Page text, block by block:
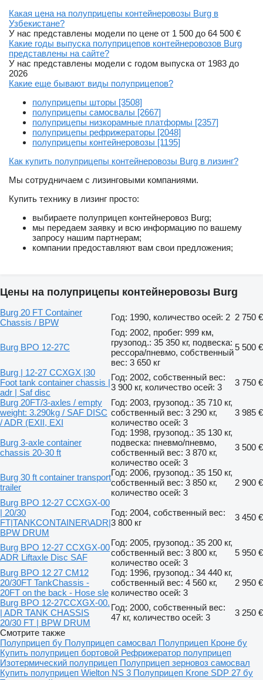
Какая цена на полуприцепы контейнеровозы Burg в
Узбекистане?
У нас представлены модели по цене от 1 500 до 64 500 €
Какие годы выпуска полуприцепов контейнеровозов Burg
представлены на сайте?
У нас представлены модели с годом выпуска от 1983 до
2026
Какие еще бывают виды полуприцепов?
полуприцепы шторы [3508]
полуприцепы самосвалы [2667]
полуприцепы низкорамные платформы [2357]
полуприцепы рефрижераторы [2048]
полуприцепы контейнеровозы [1195]
Как купить полуприцепы контейнеровозы Burg в лизинг?
Мы сотрудничаем с лизинговыми компаниями.
Купить технику в лизинг просто:
выбираете полуприцеп контейнеровоз Burg;
мы передаем заявку и всю информацию по вашему
запросу нашим партнерам;
компании предоставляют вам свои предложения;
Цены на полуприцепы контейнеровозы Burg
Burg 20 FT Container
Chassis / BPW
Год: 1990, количество осей: 2 2 750 €
Burg BPO 12-27C
Год: 2002, пробег: 999 км,
грузопод.: 35 350 кг, подвеска:
рессора/пневмо, собственный
вес: 3 650 кг
5 500 €
Burg | 12-27 CCXGX |30
Foot tank container chassis |
adr | Saf disc
Год: 2002, собственный вес:
3 900 кг, количество осей: 3
3 750 €
Burg 20FT/3-axles / empty
weight: 3.290kg / SAF DISC
/ ADR (EXII, EXI
Год: 2003, грузопод.: 35 710 кг,
собственный вес: 3 290 кг,
количество осей: 3
3 985 €
Burg 3-axle container
chassis 20-30 ft
Год: 1998, грузопод.: 35 130 кг,
подвеска: пневмо/пневмо,
собственный вес: 3 870 кг,
количество осей: 3
3 500 €
Burg 30 ft container transport
trailer
Год: 2006, грузопод.: 35 150 кг,
собственный вес: 3 850 кг,
количество осей: 3
2 900 €
Burg BPO 12-27 CCXGX-00
| 20/30
FT|TANKCONTAINER\ADR|
BPW DRUM
Год: 2004, собственный вес:
3 800 кг
3 450 €
Burg BPO 12-27 CCXGX-00
ADR Liftaxle Disc SAF
Год: 2005, грузопод.: 35 200 кг,
собственный вес: 3 800 кг,
количество осей: 3
5 950 €
Burg BPO 12 27 CM12
20/30FT TankChassis -
20FT on the back - Hose sle
Год: 1996, грузопод.: 34 440 кг,
собственный вес: 4 560 кг,
количество осей: 3
2 950 €
Burg BPO 12-27CCXGX-00.
| ADR TANK CHASSIS
20/30 FT | BPW DRUM
Год: 2000, собственный вес:
47 кг, количество осей: 3
3 250 €
Смотрите также
Полуприцеп бу Полуприцеп самосвал Полуприцеп Кроне бу
Купить полуприцеп бортовой Рефрижератор полуприцеп
Изотермический полуприцеп Полуприцеп зерновоз самосвал
Купить полуприцеп Wielton NS 3 Полуприцеп Krone SDP 27 бу